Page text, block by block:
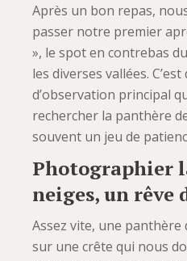
Après un bon repas,
passer notre premier
», le spot en contrebas
les diverses vallées.
d’observation principal
rechercher la panthère
souvent un jeu de
Photographier
neiges, un rêve
Assez vite, une panthère
sur une crête qui nous